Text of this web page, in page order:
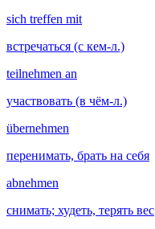
sich treffen mit
встречаться (с кем-л.)
teilnehmen an
участвовать (в чём-л.)
übernehmen
перенимать, брать на себя
abnehmen
снимать; худеть, терять вес